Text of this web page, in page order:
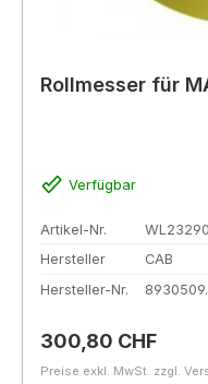
Rollmesser für
Verfügbar
Artikel-Nr.
WL23290
Hersteller
CAB
Hersteller-Nr.
Regulärer Preis:
300,80 CHF
Preise exkl. MwSt. zzgl.